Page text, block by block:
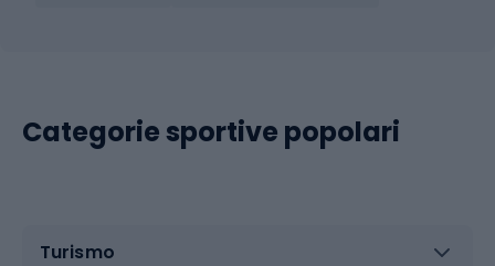
Categorie sportive popolari
Turismo